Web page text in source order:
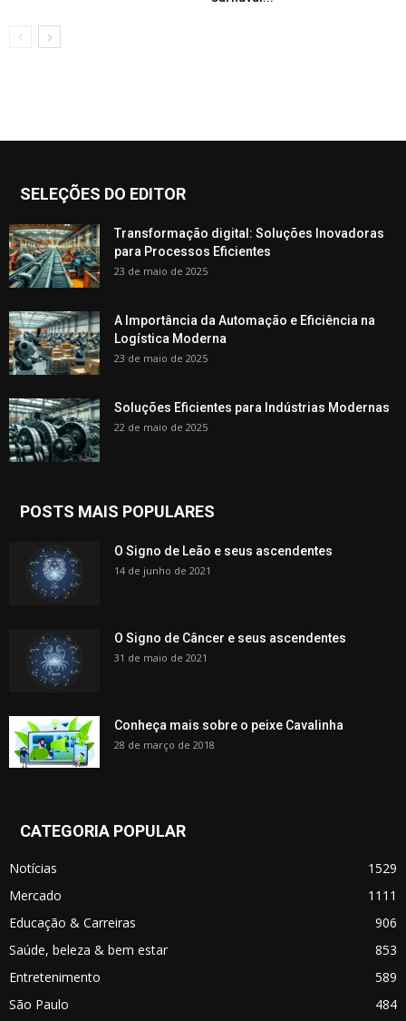
SELEÇÕES DO EDITOR
Transformação digital: Soluções Inovadoras
para Processos Eficientes
23 de maio de 2025
A Importância da Automação e Eficiência na
Logística Moderna
23 de maio de 2025
Soluções Eficientes para Indústrias Modernas
22 de maio de 2025
POSTS MAIS POPULARES
O Signo de Leão e seus ascendentes
14 de junho de 2021
O Signo de Câncer e seus ascendentes
31 de maio de 2021
Conheça mais sobre o peixe Cavalinha
28 de março de 2018
CATEGORIA POPULAR
Notícias
1529
Mercado
1111
Educação & Carreiras
906
Saúde, beleza & bem estar
853
Entretenimento
589
São Paulo
484